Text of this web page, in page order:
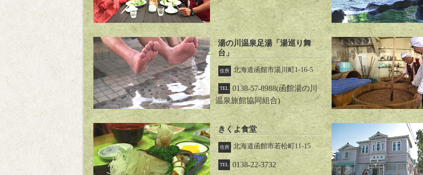
湯の川温泉足湯「湯巡り舞
台」
住所 北海道函館市湯川町1-16-5
TEL
0138-57-8988(函館湯の川
温泉旅館協同組合)
きくよ食堂
住所 北海道函館市若松町11-15
TEL 0138-22-3732